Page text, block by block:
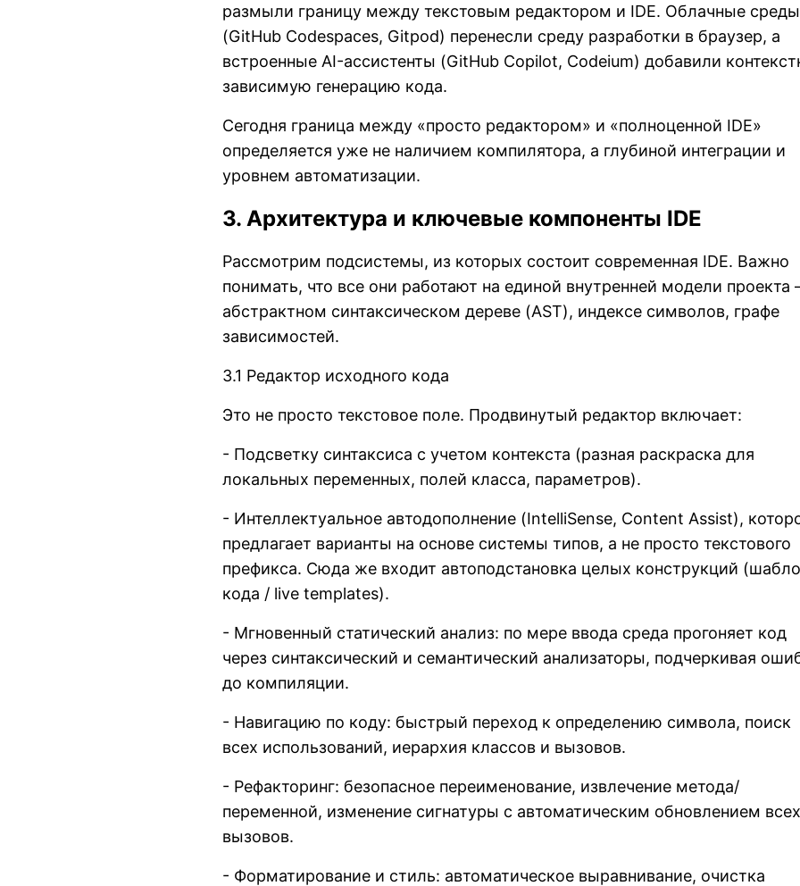
размыли границу между текстовым редактором и IDE. Облачные среды
(GitHub Codespaces, Gitpod) перенесли среду разработки в браузер, а
встроенные AI-ассистенты (GitHub Copilot, Codeium) добавили
зависимую генерацию кода.
Сегодня граница между «просто редактором» и «полноценной IDE»
определяется уже не наличием компилятора, а глубиной интеграции и
уровнем автоматизации.
3. Архитектура и ключевые компоненты IDE
Рассмотрим подсистемы, из которых состоит современная IDE. Важно
понимать, что все они работают на единой внутренней модели проекта
абстрактном синтаксическом дереве (AST), индексе символов, графе
зависимостей.
3.1 Редактор исходного кода
Это не просто текстовое поле. Продвинутый редактор включает:
- Подсветку синтаксиса с учетом контекста (разная раскраска для
локальных переменных, полей класса, параметров).
- Интеллектуальное автодополнение (IntelliSense, Content Assist),
предлагает варианты на основе системы типов, а не просто текстового
префикса. Сюда же входит автоподстановка целых конструкций
кода / live templates).
- Мгновенный статический анализ: по мере ввода среда прогоняет код
через синтаксический и семантический анализаторы, подчеркивая
до компиляции.
- Навигацию по коду: быстрый переход к определению символа, поиск
всех использований, иерархия классов и вызовов.
- Рефакторинг: безопасное переименование, извлечение метода/
переменной, изменение сигнатуры с автоматическим обновлением всех
вызовов.
- Форматирование и стиль: автоматическое выравнивание, очистка